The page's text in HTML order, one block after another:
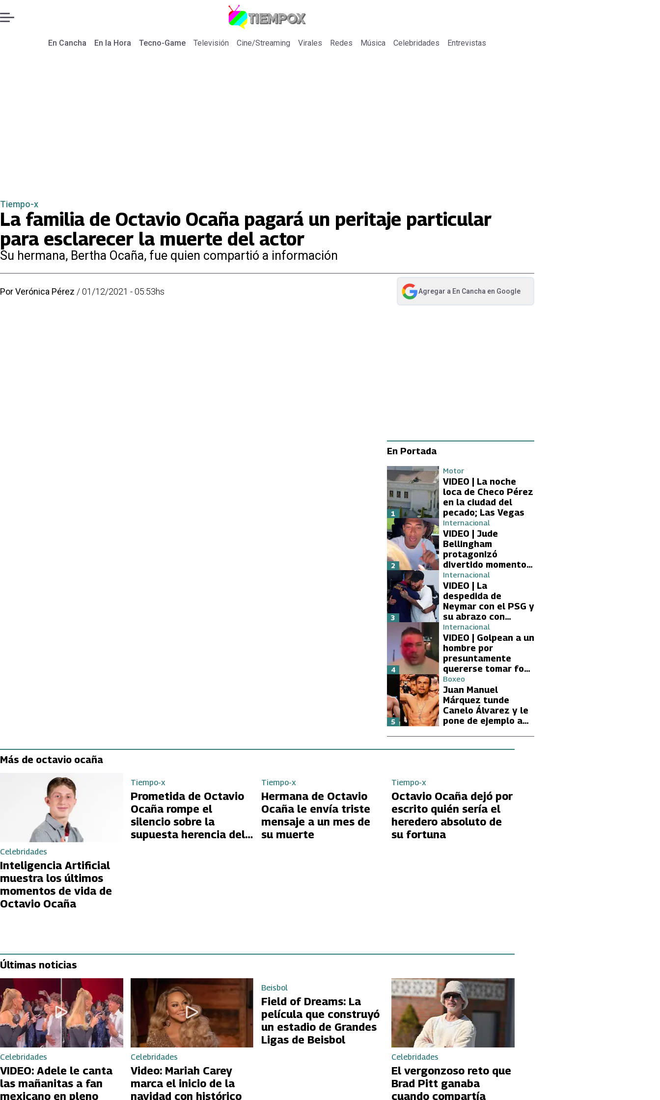
En Cancha En la Hora Tecno-Game Televisión Cine/Streaming Virales Redes Música Celebridades Entrevistas
Tiempo-x
La familia de Octavio Ocaña pagará un peritaje particular
para esclarecer la muerte del actor
Su hermana, Bertha Ocaña, fue quien compartió a información
PorVerónica Pérez /01/12/2021 - 05:53hs Agregar a En Cancha en Google
abre en nueva pestaña
En Portada
Motor
VIDEO | La noche
loca de Checo Pérez
en la ciudad del
pecado; Las Vegas
1
Internacional
VIDEO | Jude
Bellingham
protagonizó
divertido momento
con aficionada del
Real Madrid
2
Internacional
VIDEO | La
despedida de
Neymar con el PSG y
su abrazo con
Kylian Mbappé
3
Internacional
VIDEO | Golpean a un
hombre por
presuntamente
quererse tomar foto
con Lionel Messi
4
Boxeo
Juan Manuel
Márquez tunde
Canelo Álvarez y le
pone de ejemplo a
5
Más de octavio ocaña
Celebridades
Inteligencia Artificial
muestra los últimos
momentos de vida de
Octavio Ocaña
Tiempo-x
Prometida de Octavio
Ocaña rompe el
silencio sobre la
supuesta herencia del
Tiempo-x
Hermana de Octavio
Ocaña le envía triste
mensaje a un mes de
su muerte
Tiempo-x
Octavio Ocaña dejó por
escrito quién sería el
heredero absoluto de
su fortuna
Últimas noticias
Celebridades
VIDEO: Adele le canta
las mañanitas a fan
mexicano en pleno
Celebridades
Video: Mariah Carey
marca el inicio de la
navidad con histórico
Beisbol
Field of Dreams: La
película que construyó
un estadio de Grandes
Ligas de Beisbol
Celebridades
El vergonzoso reto que
Brad Pitt ganaba
cuando compartía